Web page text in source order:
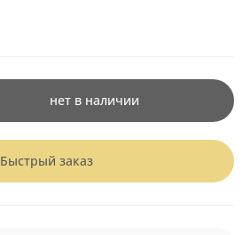
нет в наличии
Быстрый заказ